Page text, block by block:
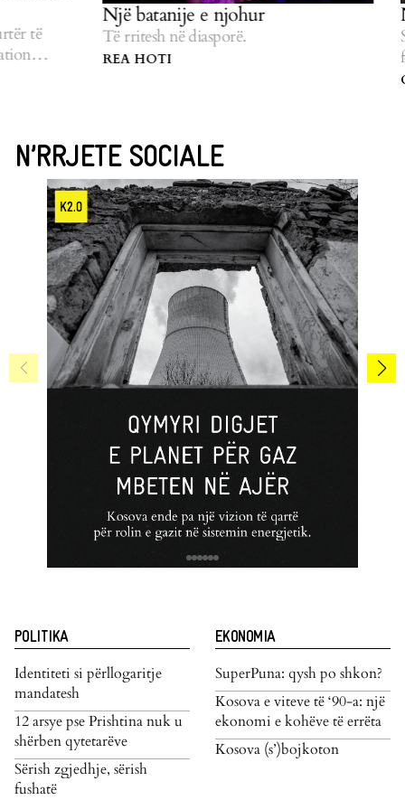
Një batanije e njohur
Të rritesh në diasporë.
REA HOTI
Nga
Si një
formësoi
CAROLINA
N’RRJETE SOCIALE
POLITIKA
Identiteti si përllogaritje
mandatesh
12 arsye pse Prishtina nuk u
shërben qytetarëve
Sërish zgjedhje, sërish
fushatë
EKONOMIA
SuperPuna: qysh po shkon?
Kosova e viteve të ‘90-a: një
ekonomi e kohëve të errëta
Kosova (s’)bojkoton